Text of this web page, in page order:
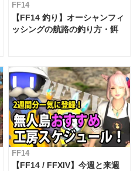
FF14
【FF14 釣り】オーシャンフィ
ッシングの航路の釣り方・餌
FF14
【FF14 / FFXIV】今週と来週